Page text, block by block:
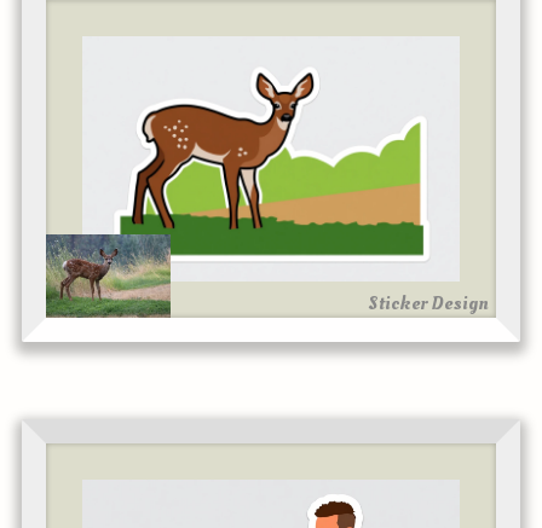
Sticker Design